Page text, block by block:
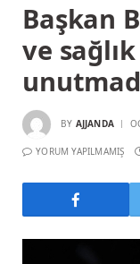
Başkan
ve
BY AJJANDA
YORUM YAPILMAMIŞ